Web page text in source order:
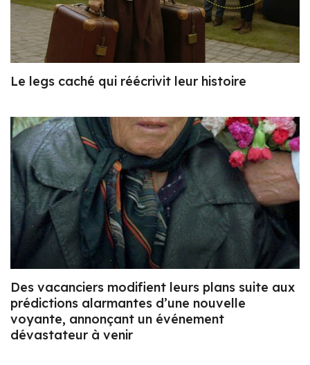
Le legs caché qui réécrivit leur histoire
Des vacanciers modifient leurs plans suite aux
prédictions alarmantes d’une nouvelle
voyante, annonçant un événement
dévastateur à venir